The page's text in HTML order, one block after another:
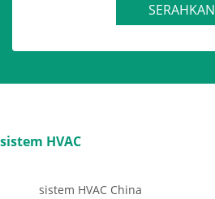
SERAHKAN
sistem HVAC
sistem HVAC China